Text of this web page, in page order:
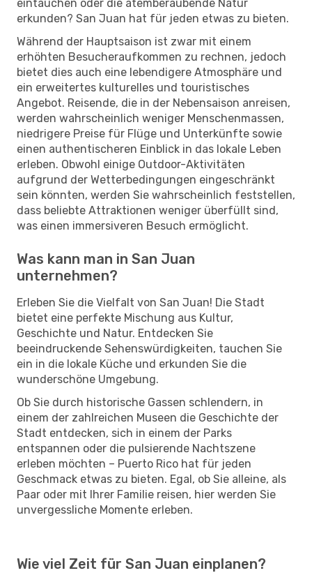
eintauchen oder die atemberaubende Natur
erkunden? San Juan hat für jeden etwas zu bieten.
Während der Hauptsaison ist zwar mit einem
erhöhten Besucheraufkommen zu rechnen, jedoch
bietet dies auch eine lebendigere Atmosphäre und
ein erweitertes kulturelles und touristisches
Angebot. Reisende, die in der Nebensaison anreisen,
werden wahrscheinlich weniger Menschenmassen,
niedrigere Preise für Flüge und Unterkünfte sowie
einen authentischeren Einblick in das lokale Leben
erleben. Obwohl einige Outdoor-Aktivitäten
aufgrund der Wetterbedingungen eingeschränkt
sein könnten, werden Sie wahrscheinlich feststellen,
dass beliebte Attraktionen weniger überfüllt sind,
was einen immersiveren Besuch ermöglicht.
Was kann man in San Juan
unternehmen?
Erleben Sie die Vielfalt von San Juan! Die Stadt
bietet eine perfekte Mischung aus Kultur,
Geschichte und Natur. Entdecken Sie
beeindruckende Sehenswürdigkeiten, tauchen Sie
ein in die lokale Küche und erkunden Sie die
wunderschöne Umgebung.
Ob Sie durch historische Gassen schlendern, in
einem der zahlreichen Museen die Geschichte der
Stadt entdecken, sich in einem der Parks
entspannen oder die pulsierende Nachtszene
erleben möchten – Puerto Rico hat für jeden
Geschmack etwas zu bieten. Egal, ob Sie alleine, als
Paar oder mit Ihrer Familie reisen, hier werden Sie
unvergessliche Momente erleben.
Wie viel Zeit für San Juan einplanen?